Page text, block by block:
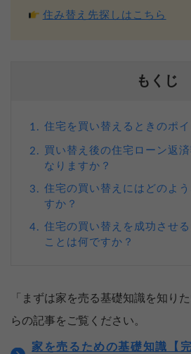
住み替え先探しはこちら
もくじ
1. 住宅を買い替えるときのポ
2. 買い替え後の住宅ローン返
なりますか？
3. 住宅の買い替えにはどのよ
すか？
4. 住宅の買い替えを成功させ
ことは何ですか？
「まずは家を売る基礎知識を知り
らの記事をご覧ください。
家を売るための基礎知識【